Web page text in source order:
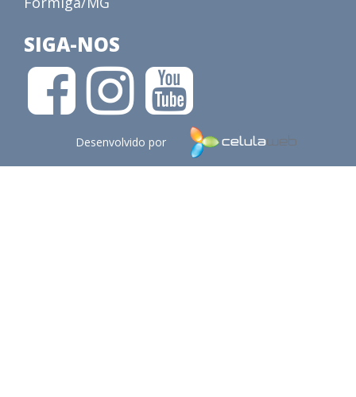
SIGA-NOS
Desenvolvido por